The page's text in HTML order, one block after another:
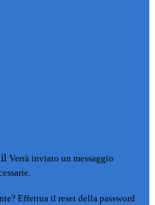
Verrà inviato un messaggio
Effettua il reset della password